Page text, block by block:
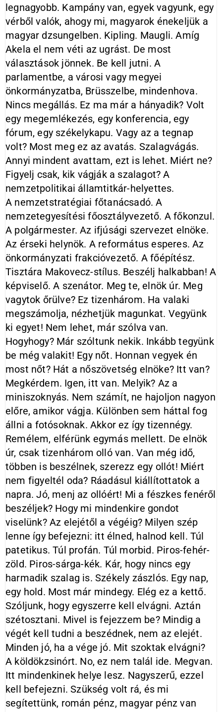
legnagyobb. Kampány van, egyek vagyunk, egy
vérből valók, ahogy mi, magyarok énekeljük a
magyar dzsungelben. Kipling. Maugli. Amíg
Akela el nem véti az ugrást. De most
választások jönnek. Be kell jutni. A
parlamentbe, a városi vagy megyei
önkormányzatba, Brüsszelbe, mindenhova.
Nincs megállás. Ez ma már a hányadik? Volt
egy megemlékezés, egy konferencia, egy
fórum, egy székelykapu. Vagy az a tegnap
volt? Most meg ez az avatás. Szalagvágás.
Annyi mindent avattam, ezt is lehet. Miért ne?
Figyelj csak, kik vágják a szalagot? A
nemzetpolitikai államtitkár-helyettes.
A nemzetstratégiai főtanácsadó. A
nemzetegyesítési főosztályvezető. A főkonzul.
A polgármester. Az ifjúsági szervezet elnöke.
Az érseki helynök. A református esperes. Az
önkormányzati frakcióvezető. A főépítész.
Tisztára Makovecz-stílus. Beszélj halkabban! A
képviselő. A szenátor. Meg te, elnök úr. Meg
vagytok őrülve? Ez tizenhárom. Ha valaki
megszámolja, nézhetjük magunkat. Vegyünk
ki egyet! Nem lehet, már szólva van.
Hogyhogy? Már szóltunk nekik. Inkább tegyünk
be még valakit! Egy nőt. Honnan vegyek én
most nőt? Hát a nőszövetség elnöke? Itt van?
Megkérdem. Igen, itt van. Melyik? Az a
miniszoknyás. Nem számít, ne hajoljon nagyon
előre, amikor vágja. Különben sem háttal fog
állni a fotósoknak. Akkor ez így tizennégy.
Remélem, elférünk egymás mellett. De elnök
úr, csak tizenhárom olló van. Van még idő,
többen is beszélnek, szerezz egy ollót! Miért
nem figyeltél oda? Ráadásul kiállítottatok a
napra. Jó, menj az ollóért! Mi a fészkes fenéről
beszéljek? Hogy mi mindenkire gondot
viselünk? Az elejétől a végéig? Milyen szép
lenne így befejezni: itt élned, halnod kell. Túl
patetikus. Túl profán. Túl morbid. Piros-fehér-
zöld. Piros-sárga-kék. Kár, hogy nincs egy
harmadik szalag is. Székely zászlós. Egy nap,
egy hold. Most már mindegy. Elég ez a kettő.
Szóljunk, hogy egyszerre kell elvágni. Aztán
szétosztani. Mivel is fejezzem be? Mindig a
végét kell tudni a beszédnek, nem az elejét.
Minden jó, ha a vége jó. Mit szoktak elvágni?
A köldökzsinórt. No, ez nem talál ide. Megvan.
Itt mindenkinek helye lesz. Nagyszerű, ezzel
kell befejezni. Szükség volt rá, és mi
segítettünk, román pénz, magyar pénz van